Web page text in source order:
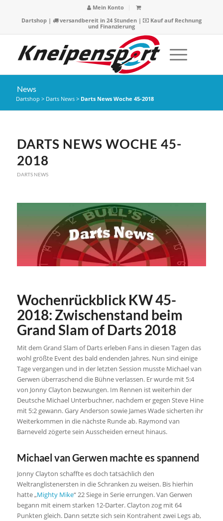
Mein Konto
Dartshop| versandbereit in 24 Stunden |
Kauf auf Rechnung
und Finanzierung
News
Dartshop > Darts News> Darts News Woche 45-2018
DARTS NEWS WOCHE 45-
2018
DARTS NEWS
Wochenrückblick KW 45-
2018: Zwischenstand beim
Grand Slam of Darts 2018
Mit dem Grand Slam of Darts erleben Fans in diesen Tagen das
wohl größte Event des bald endenden Jahres. Nun sind einige
Tage vergangen und in der letzten Session musste Michael van
Gerwen überraschend die Bühne verlassen. Er wurde mit 5:4
von Jonny Clayton bezwungen. Im Rennen ist weiterhin der
Deutsche Michael Unterbuchner, nachdem er gegen Steve Hine
mit 5:2 gewann. Gary Anderson sowie James Wade sicherten ihr
Weiterkommen in die nächste Runde ab. Raymond van
Barneveld zögerte sein Ausscheiden erneut hinaus.
Michael van Gerwen machte es spannend
Jonny Clayton schaffte es doch tatsächlich den
Weltranglistenersten in die Schranken zu weisen. Bis hierhin
hatte „Mighty Mike“ 22 Siege in Serie errungen. Van Gerwen
begann mit einem starken 12-Darter. Clayton zog mit 64
Punkten gleich. Dann setzte sich sein Kontrahent zwei Legs ab,